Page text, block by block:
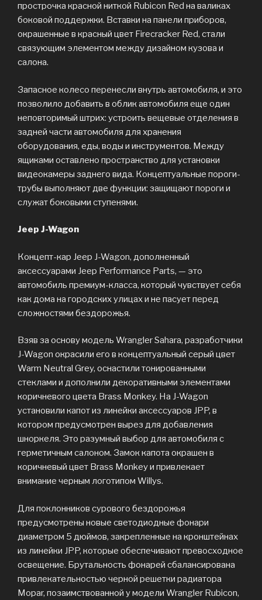
прострочка красной ниткой Rubicon Red на валиках
боковой поддержки. Вставки на панели приборов,
окрашенные в красный цвет Firecracker Red, стали
связующим элементом между дизайном кузова и
салона.
Запасное колесо перенесли внутрь автомобиля, и это
позволило добавить в облик автомобиля еще один
неповторимый штрих: устроить вещевые отделения в
задней части автомобиля для хранения
оборудования, еды, воды и инструментов. Между
ящиками оставлено пространство для установки
видеокамеры заднего вида. Концептуальные пороги-
трубы выполняют две функции: защищают пороги и
служат боковыми ступенями.
Jeep J-Wagon
Концепт-кар Jeep J-Wagon, дополненный
аксессуарами Jeep Performance Parts, — это
автомобиль премиум-класса, который чувствует себя
как дома на городских улицах и не пасует перед
сложностями бездорожья.
Взяв за основу модель Wrangler Sahara, разработчики
J-Wagon окрасили его в концептуальный серый цвет
Warm Neutral Grey, оснастили тонированными
стеклами и дополнили декоративными элементами
коричневого цвета Brass Monkey. На J-Wagon
установили капот из линейки аксессуаров JPP, в
котором предусмотрен вырез для добавления
шноркеля. Это разумный выбор для автомобиля с
герметичным салоном. Замок капота окрашен в
коричневый цвет Brass Monkey и привлекает
внимание черным логотипом Willys.
Для поклонников сурового бездорожья
предусмотрены новые светодиодные фонари
диаметром 5 дюймов, закрепленные на кронштейнах
из линейки JPP, которые обеспечивают превосходное
освещение. Брутальность фонарей сбалансирована
привлекательностью черной решетки радиатора
Mopar, позаимствованной у модели Wrangler Rubicon,